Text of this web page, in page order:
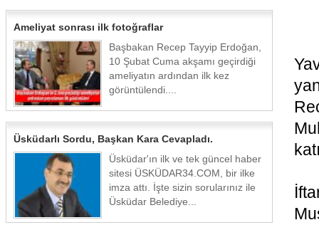
Ameliyat sonrası ilk fotoğraflar
Başbakan Recep Tayyip Erdoğan,
10 Şubat Cuma akşamı geçirdiği
ameliyatın ardından ilk kez
görüntülendi....
Üsküdarlı Sordu, Başkan Kara Cevapladı.
Üsküdar'ın ilk ve tek güncel haber
sitesi ÜSKÜDAR34.COM, bir ilke
imza attı. İşte sizin sorularınız ile
Üsküdar Belediye...